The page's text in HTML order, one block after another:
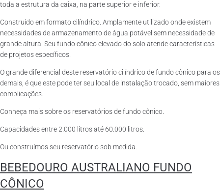
toda a estrutura da caixa, na parte superior e inferior.
Construído em formato cilíndrico. Amplamente utilizado onde existem
necessidades de armazenamento de água potável sem necessidade de
grande altura. Seu fundo cônico elevado do solo atende características
de projetos específicos.
O grande diferencial deste reservatório cilíndrico de fundo cônico para os
demais, é que este pode ter seu local de instalação trocado, sem maiores
complicações.
Conheça mais sobre os reservatórios de fundo cônico.
Capacidades entre 2.000 litros até 60.000 litros.
Ou construímos seu reservatório sob medida.
BEBEDOURO AUSTRALIANO FUNDO
CÔNICO